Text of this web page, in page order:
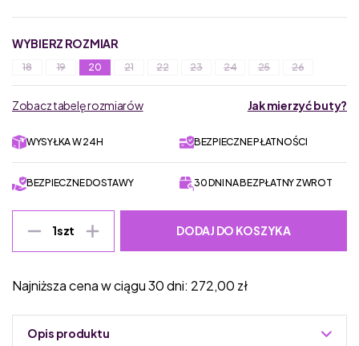
WYBIERZ ROZMIAR
18 19 20 21 22 23 24 25 26
Zobacz tabelę rozmiarów Jak mierzyć buty?
WYSYŁKA W 24H BEZPIECZNE PŁATNOŚCI
BEZPIECZNE DOSTAWY 30 DNI NA BEZPŁATNY ZWROT
1szt DODAJ DO KOSZYKA
Najniższa cena w ciągu 30 dni: 272,00 zł
Opis produktu